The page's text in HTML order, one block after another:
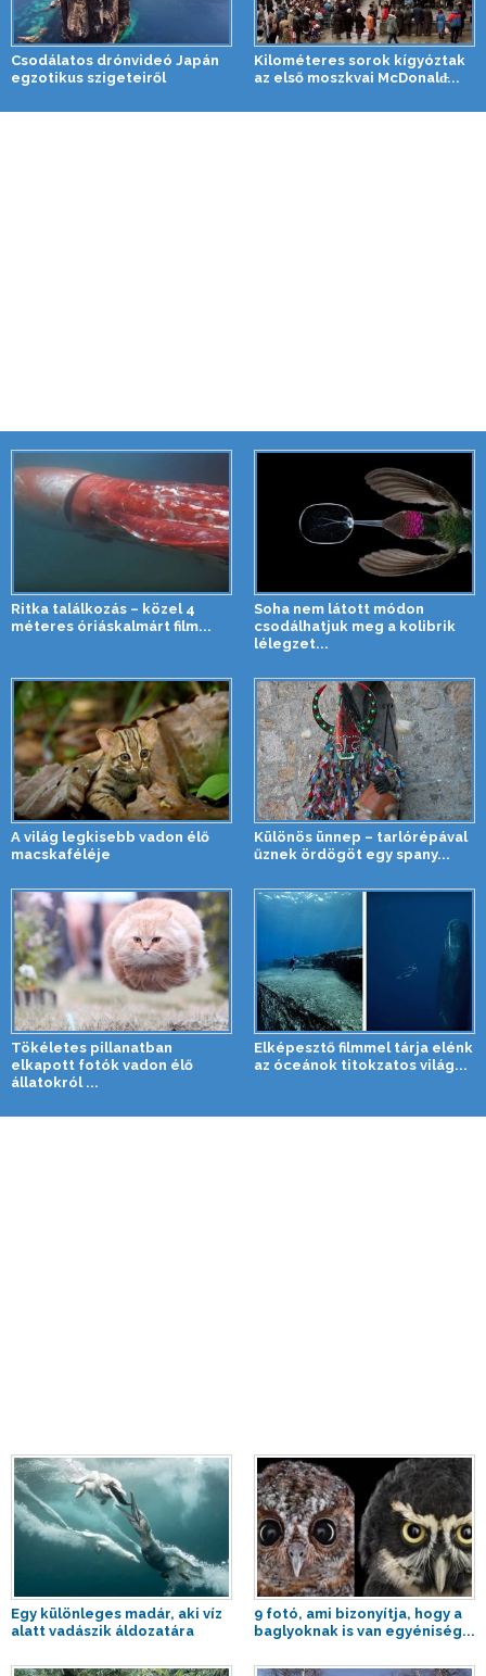
Csodálatos drónvideó Japán
egzotikus szigeteiről
Kilométeres sorok kígyóztak
az első moszkvai McDonald̵...
Ritka találkozás – közel 4
méteres óriáskalmárt film...
Soha nem látott módon
csodálhatjuk meg a kolibrik
lélegzet...
A világ legkisebb vadon élő
macskaféléje
Különös ünnep – tarlórépával
űznek ördögöt egy spany...
Tökéletes pillanatban
elkapott fotók vadon élő
állatokról ...
Elképesztő filmmel tárja elénk
az óceánok titokzatos világ...
Egy különleges madár, aki víz
alatt vadászik áldozatára
9 fotó, ami bizonyítja, hogy a
baglyoknak is van egyéniség...